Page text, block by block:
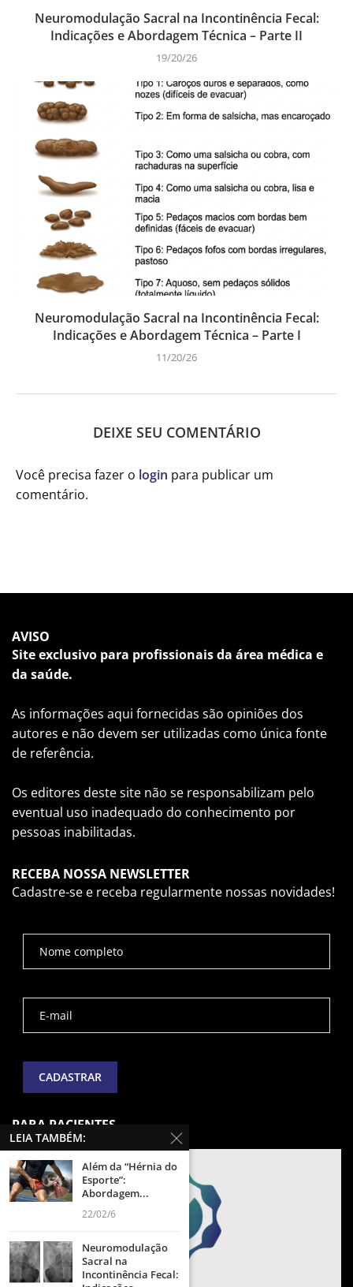
Neuromodulação Sacral na Incontinência Fecal:
Indicações e Abordagem Técnica – Parte II
19/20/26
Neuromodulação Sacral na Incontinência Fecal:
Indicações e Abordagem Técnica – Parte I
11/20/26
DEIXE SEU COMENTÁRIO
Você precisa fazer o login para publicar um
comentário.
AVISO
Site exclusivo para profissionais da área médica e
da saúde.
As informações aqui fornecidas são opiniões dos
autores e não devem ser utilizadas como única fonte
de referência.
Os editores deste site não se responsabilizam pelo
eventual uso inadequado do conhecimento por
pessoas inabilitadas.
RECEBA NOSSA NEWSLETTER
Cadastre-se e receba regularmente nossas novidades!
PARA PACIENTES
LEIA TAMBÉM:
Além da “Hérnia do
Esporte”:
Abordagem...
22/02/6
Neuromodulação
Sacral na
Incontinência Fecal: